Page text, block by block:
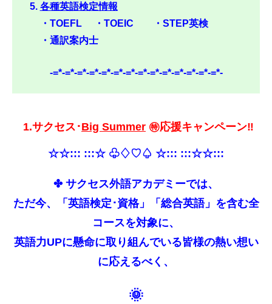
各種英語検定情報
・TOEFL ・TOEIC ・STEP英検
・通訳案内士
-=*-=*-=*-=*-=*-=*-=*-=*-=*-=*-=*-=*-=*-=*-
1.サクセス･Big Summer ㊕応援キャンペーン‼
☆☆::: :::☆ ♧♢♡♤ ☆::: :::☆☆:::
✤ サクセス外語アカデミーでは、
ただ今、「英語検定･資格」「総合英語」を含む全
コースを対象に、
英語力UPに懸命に取り組んでいる皆様の熱い想い
に応えるべく、
🌞